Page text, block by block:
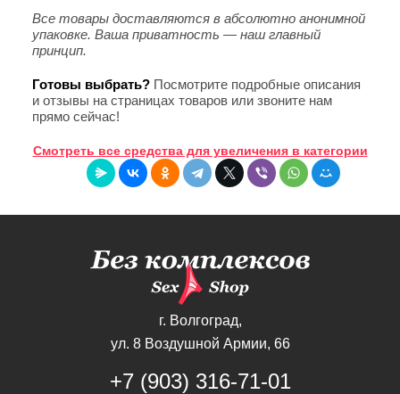
Все товары доставляются в абсолютно анонимной
упаковке. Ваша приватность — наш главный
принцип.
Готовы выбрать?Посмотрите подробные описания
и отзывы на страницах товаров или звоните нам
прямо сейчас!
Смотреть все средства для увеличения в категории
г. Волгоград,
ул. 8 Воздушной Армии, 66
+7 (903) 316-71-01